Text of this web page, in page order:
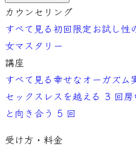
カウンセリング
すべて見る 初回限定お試し性
女マスタリー
講座
すべて見る 幸せなオーガズム
セックスレスを越える 3 回
と向き合う 5 回
受け方・料金